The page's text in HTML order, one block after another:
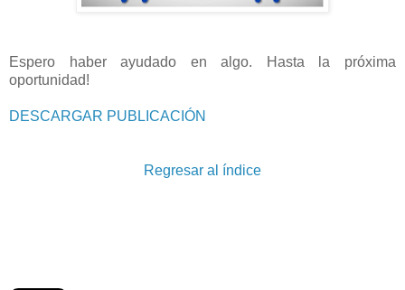
Espero haber ayudado en algo. Hasta la próxima
oportunidad!
DESCARGAR PUBLICACIÓN
Regresar al índice